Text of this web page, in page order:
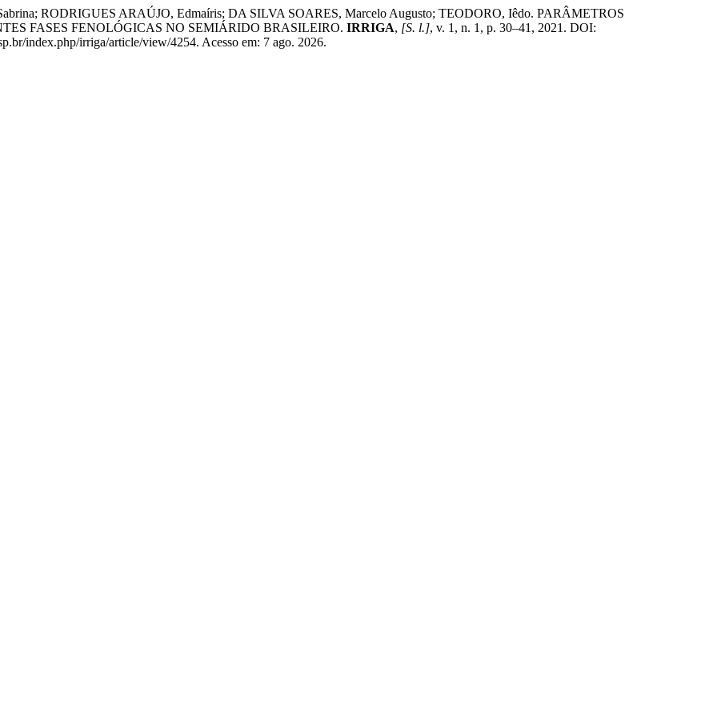
RODRIGUES ARAÚJO, Edmaíris; DA SILVA SOARES, Marcelo Augusto; TEODORO, Iêdo. PARÂMETROS
FASES FENOLÓGICAS NO SEMIÁRIDO BRASILEIRO. IRRIGA, [S. l.], v. 1, n. 1, p. 30–41, 2021. DOI:
index.php/irriga/article/view/4254. Acesso em: 7 ago. 2026.